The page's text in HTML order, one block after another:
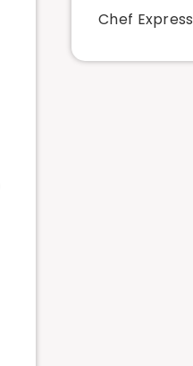
Chef Express